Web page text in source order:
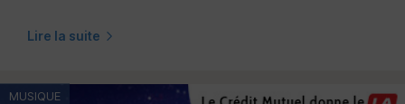
Lire la suite
MUSIQUE